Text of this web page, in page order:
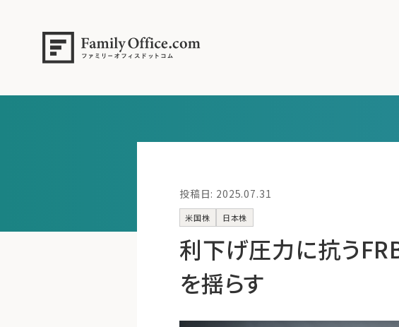
投稿日: 2025.07.31
米国株 日本株
利下げ圧力に抗う
を揺らす